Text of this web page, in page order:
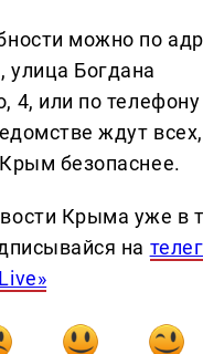
можно по
Богдана
4, или по
ждут
безопаснее.
Крыма уже в
на